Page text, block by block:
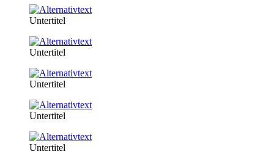
Untertitel
Untertitel
Untertitel
Untertitel
Untertitel